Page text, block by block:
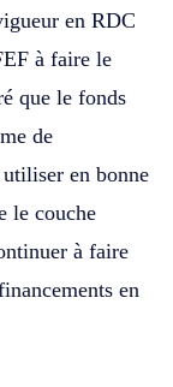
en RDC
à faire le
que le fonds
de
en bonne
le couche
à faire
en